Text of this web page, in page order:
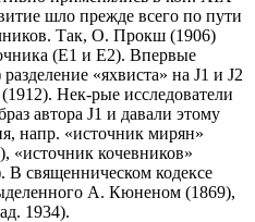
шло прежде всего по пути
Так, О. Прокш (1906)
(Е1 и Е2). Впервые
«яхвиста» на J1 и J2
Нек-рые исследователи
автора J1 и давали этому
напр. «источник мирян»
«источник кочевников»
В священническом кодексе
А. Кюненом (1869),
1934).